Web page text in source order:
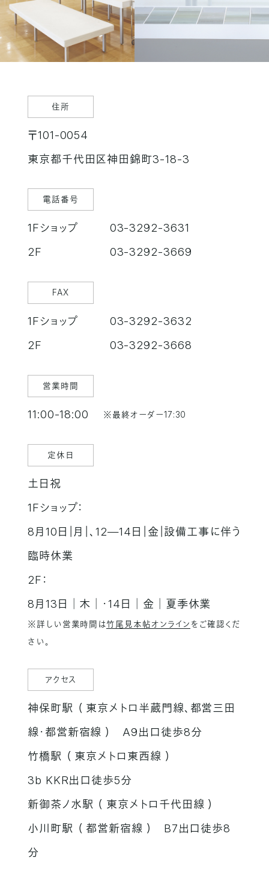
住所
〒101-0054
東京都千代田区神田錦町3-18-3
電話番号
1Fショップ
03-3292-3631
2F
03-3292-3669
FAX
1Fショップ
03-3292-3632
2F
03-3292-3668
営業時間
11:00-18:00 ※最終オーダー17:30
定休日
土日祝
1Fショップ：
8月10日｜月｜、12―14日｜金｜設備工事に伴う
臨時休業
2F：
8月13日│木│・14日│金│夏季休業
※詳しい営業時間は竹尾見本帖オンライン をご確認くだ
さい。
アクセス
神保町駅 （ 東京メトロ半蔵門線、都営三田
線・都営新宿線 ） A9出口徒歩8分
竹橋駅 （ 東京メトロ東西線 ）
3b KKR出口徒歩5分
新御茶ノ水駅 （ 東京メトロ千代田線 ）
小川町駅 （ 都営新宿線 ） B7出口徒歩8
分